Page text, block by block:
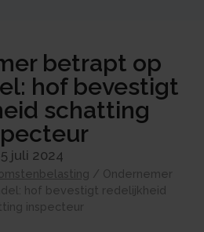
betrapt op
hof bevestigt
schatting
juli 2024
/ Ondernemer
hof bevestigt redelijkheid
inspecteur